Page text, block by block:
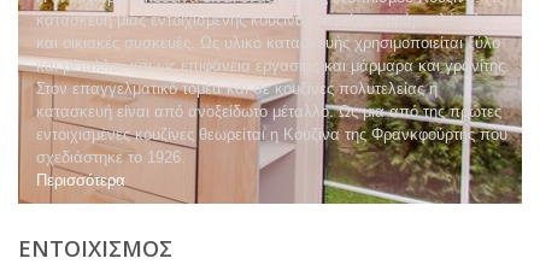
κατασκευή μιας εντοιχισμένης κουζίνας περιέχει ερμάρια λάντζες
και οικιακές συσκευές. Ως υλικό κατασκευής χρησιμοποιείται ξύλο
και μέταλλα, και ως επιφάνεια εργασίας και μάρμαρα και γρανίτης.
Στον επαγγελματικό τομέα και σε κουζίνες πολυτελείας η
κατασκευή είναι από ανοξείδωτο μέταλλο. Ως μια από της πρώτες
εντοιχισμένες κουζίνες θεωρείται η Κουζίνα της Φρανκφούρτης που
σχεδιάστηκε το 1926.
Περισσότερα
ΕΝΤΟΙΧΙΣΜΟΣ